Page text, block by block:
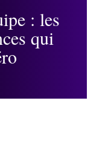
: les
qui